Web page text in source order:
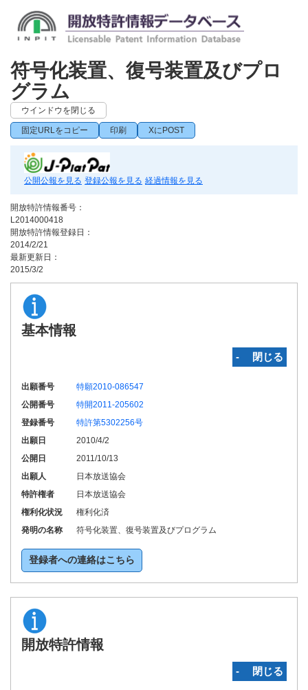
符号化装置、復号装置及びプロ
グラム
ウインドウを閉じる
固定URLをコピー 印刷 XにPOST
公開公報を見る 登録公報を見る 経過情報を見る
開放特許情報番号：
L2014000418
開放特許情報登録日：
2014/2/21
最新更新日：
2015/3/2
基本情報
‐ 閉じる
出願番号
特願2010-086547
公開番号
特開2011-205602
登録番号
特許第5302256号
出願日
2010/4/2
公開日
2011/10/13
出願人
日本放送協会
特許権者
日本放送協会
権利化状況
権利化済
発明の名称
符号化装置、復号装置及びプログラム
登録者への連絡はこちら
開放特許情報
‐ 閉じる